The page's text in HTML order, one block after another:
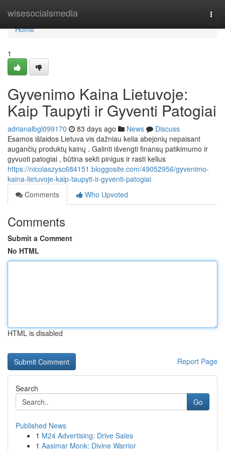
wisesocialsmedia
Home
Home
1
Gyvenimo Kaina Lietuvoje:
Kaip Taupyti ir Gyventi Patogiai
adrianalbgl099170 83 days ago News
Discuss
Esamos išlaidos Lietuva vis dažniau kelia abejonių nepaisant
augančių produktų kainų . Galinti išvengti finansų patikimumo ir
gyvuoti patogiai , būtina sekti pinigus ir rasti kelius
https://nicolaszysc684151.bloggosite.com/49052956/gyvenimo-
kaina-lietuvoje-kaip-taupyti-ir-gyventi-patogiai
Comments
Who Upvoted
Comments
Submit a Comment
No HTML
HTML is disabled
Report Page
Search
Go
Published News
1 M24 Advertising: Drive Sales
1 Aasimar Monk: Divine Warrior